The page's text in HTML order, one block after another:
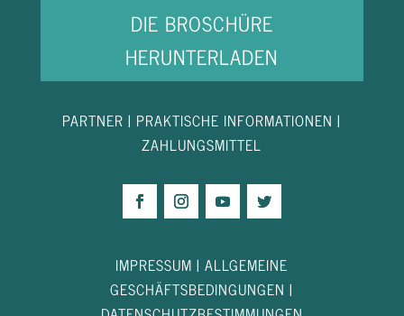
DIE BROSCHÜRE
HERUNTERLADEN
PARTNER | PRAKTISCHE INFORMATIONEN |
ZAHLUNGSMITTEL
IMPRESSUM|ALLGEMEINE
GESCHÄFTSBEDINGUNGEN |